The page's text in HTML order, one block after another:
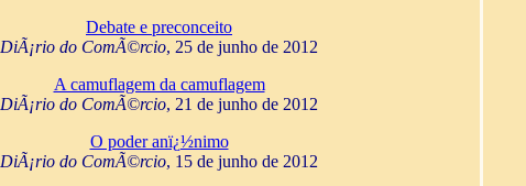
Debate e preconceito
DiÃ¡rio do ComÃ©rcio, 25 de junho de 2012
A camuflagem da camuflagem
DiÃ¡rio do ComÃ©rcio, 21 de junho de 2012
O poder anï¿½nimo
DiÃ¡rio do ComÃ©rcio, 15 de junho de 2012